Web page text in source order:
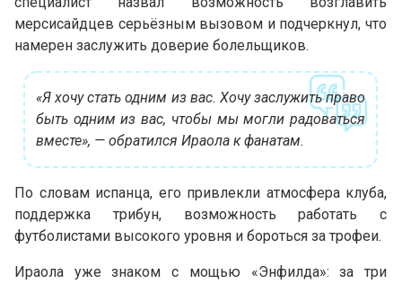
мерсисайдцев серьёзным вызовом и подчеркнул, что
намерен заслужить доверие болельщиков.
«Я хочу стать одним из вас. Хочу заслужить право
быть одним из вас, чтобы мы могли радоваться
вместе», — обратился Ираола к фанатам.
По словам испанца, его привлекли атмосфера клуба,
поддержка трибун, возможность работать с
футболистами высокого уровня и бороться за трофеи.
Ираола уже знаком с мощью «Энфилда»: за три